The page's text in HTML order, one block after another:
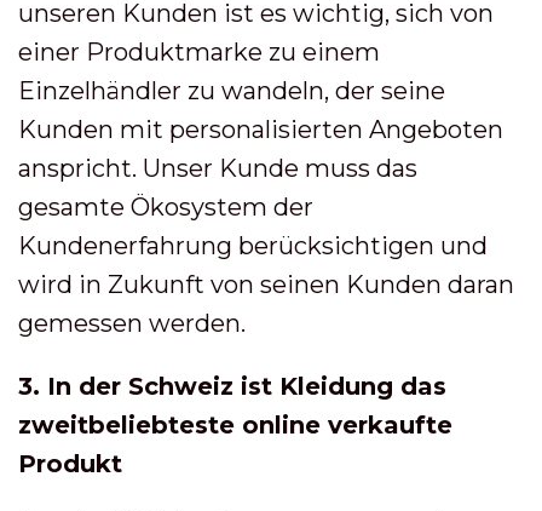
unseren Kunden ist es wichtig, sich von
einer Produktmarke zu einem
Einzelhändler zu wandeln, der seine
Kunden mit personalisierten Angeboten
anspricht. Unser Kunde muss das
gesamte Ökosystem der
Kundenerfahrung berücksichtigen und
wird in Zukunft von seinen Kunden daran
gemessen werden.
3. In der Schweiz ist Kleidung das
zweitbeliebteste online verkaufte
Produkt